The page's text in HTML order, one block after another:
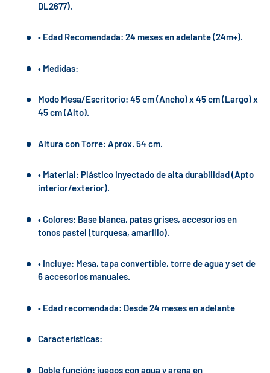
DL2677).
• Edad Recomendada: 24 meses en adelante (24m+).
• Medidas:
Modo Mesa/Escritorio: 45 cm (Ancho) x 45 cm (Largo) x
45 cm (Alto).
Altura con Torre: Aprox. 54 cm.
• Material: Plástico inyectado de alta durabilidad (Apto
interior/exterior).
• Colores: Base blanca, patas grises, accesorios en
tonos pastel (turquesa, amarillo).
• Incluye: Mesa, tapa convertible, torre de agua y set de
6 accesorios manuales.
• Edad recomendada: Desde 24 meses en adelante
Características:
Doble función: juegos con agua y arena en